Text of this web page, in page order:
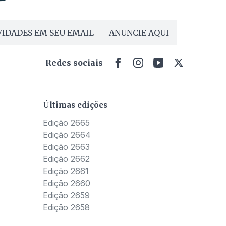
EM SEU EMAIL ANUNCIE AQUI
Redes sociais
Últimas edições
Edição 2665
Edição 2664
Edição 2663
Edição 2662
Edição 2661
Edição 2660
Edição 2659
Edição 2658